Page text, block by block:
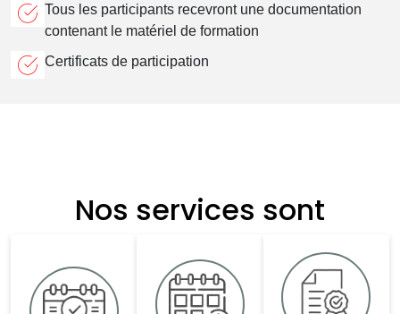
Tous les participants recevront une documentation
contenant le matériel de formation
Certificats de participation
Nos services sont